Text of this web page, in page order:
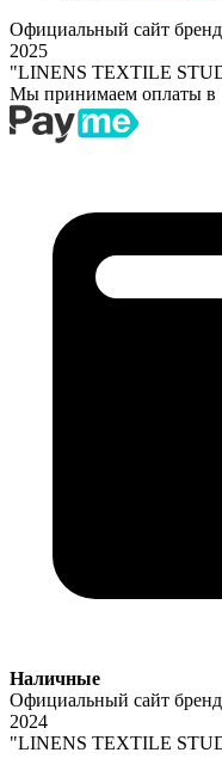
Официальный сайт
2025
"LINENS TEXTILE
Мы принимаем оплаты в
Наличные
Официальный сайт
2024
"LINENS TEXTILE